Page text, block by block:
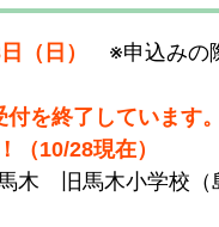
（日）
※申込みの
を終了しています
（10/28現在）
木 旧馬木小学校（